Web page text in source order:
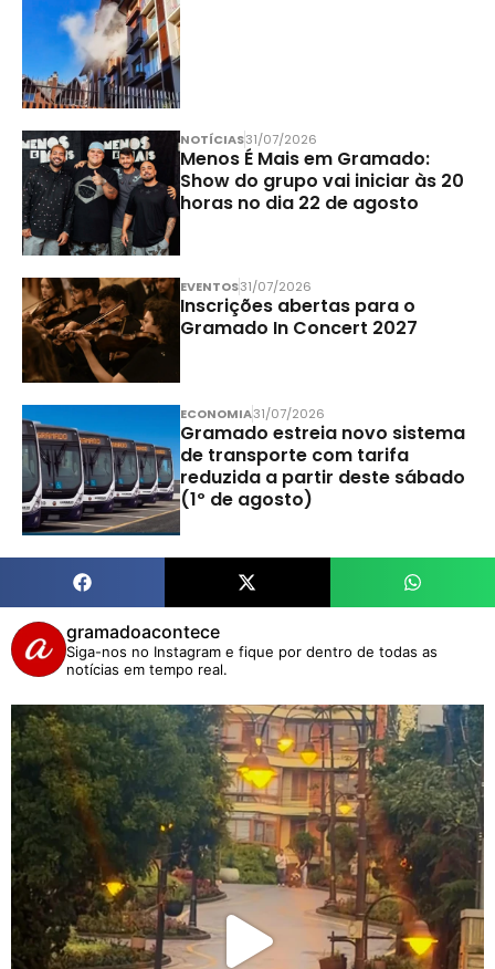
NOTÍCIAS31/07/2026
Menos É Mais em Gramado:
Show do grupo vai iniciar às 20
horas no dia 22 de agosto
EVENTOS31/07/2026
Inscrições abertas para o
Gramado In Concert 2027
ECONOMIA31/07/2026
Gramado estreia novo sistema
de transporte com tarifa
reduzida a partir deste sábado
(1º de agosto)
gramadoacontece
Siga-nos no Instagram e fique por dentro de todas as
notícias em tempo real.